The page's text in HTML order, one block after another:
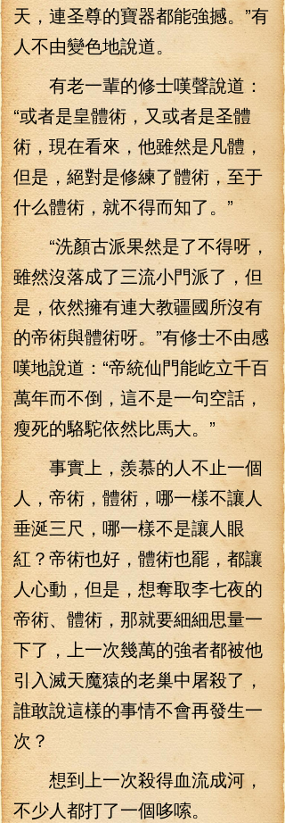
天，連圣尊的寶器都能強撼。”有
人不由變色地說道。
有老一輩的修士嘆聲說道：
“或者是皇體術，又或者是圣體
術，現在看來，他雖然是凡體，
但是，絕對是修練了體術，至于
什么體術，就不得而知了。”
“洗顏古派果然是了不得呀，
雖然沒落成了三流小門派了，但
是，依然擁有連大教疆國所沒有
的帝術與體術呀。”有修士不由感
嘆地說道：“帝統仙門能屹立千百
萬年而不倒，這不是一句空話，
瘦死的駱駝依然比馬大。”
事實上，羨慕的人不止一個
人，帝術，體術，哪一樣不讓人
垂涎三尺，哪一樣不是讓人眼
紅？帝術也好，體術也罷，都讓
人心動，但是，想奪取李七夜的
帝術、體術，那就要細細思量一
下了，上一次幾萬的強者都被他
引入滅天魔猿的老巢中屠殺了，
誰敢說這樣的事情不會再發生一
次？
想到上一次殺得血流成河，
不少人都打了一個哆嗦。